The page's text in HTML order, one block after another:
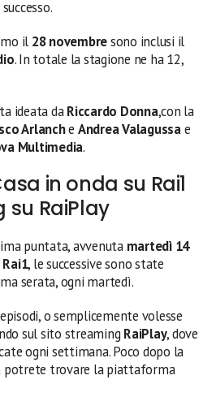
il 28 novembresono inclusi il
. In totale la stagione ne ha 12,
ideata daRiccardo Donna,con la
Arlanche Andrea Valagussae
Multimedia.
in onda su Rai1
su RaiPlay
puntata, avvenuta martedì 14
Rai1, le successive sono state
serata, ogni martedì.
o semplicemente volesse
sul sito streaming RaiPlay, dove
ogni settimana. Poco dopo la
potrete trovare la piattaforma